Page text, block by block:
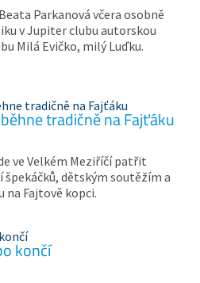
Parkanová včera osobně
v Jupiter clubu autorskou
Milá Evičko, milý Luďku.
tradičně na Fajťáku
ve Velkém Meziříčí patřit
dětským soutěžím a
na Fajtově kopci.
končí